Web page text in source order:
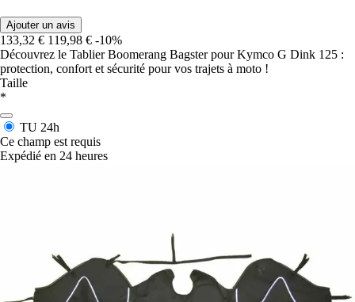
Ajouter un avis
133,32 € 119,98 € -10%
Découvrez le Tablier Boomerang Bagster pour Kymco G Dink 125 :
protection, confort et sécurité pour vos trajets à moto !
Taille
*
TU 24h
Ce champ est requis
Expédié en 24 heures